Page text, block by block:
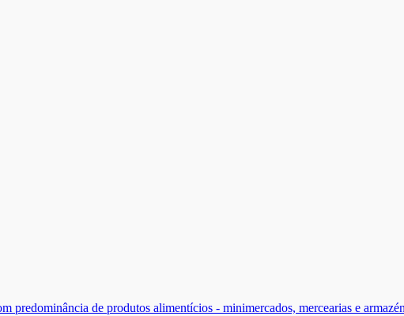
predominância de produtos alimentícios - minimercados, mercearias e